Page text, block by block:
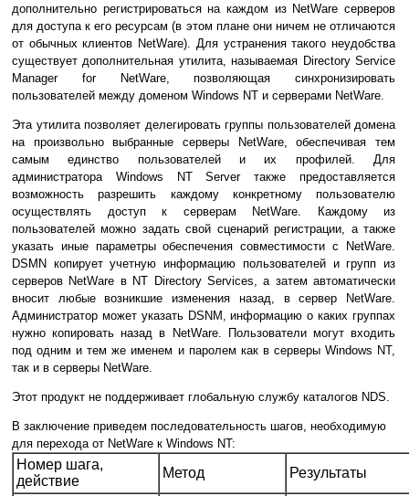
дополнительно регистрироваться на каждом из NetWare серверов
для доступа к его ресурсам (в этом плане они ничем не отличаются
от обычных клиентов NetWare). Для устранения такого неудобства
существует дополнительная утилита, называемая Directory Service
Manager for NetWare, позволяющая синхронизировать
пользователей между доменом Windows NT и серверами NetWare.
Эта утилита позволяет делегировать группы пользователей домена
на произвольно выбранные серверы NetWare, обеспечивая тем
самым единство пользователей и их профилей. Для
администратора Windows NT Server также предоставляется
возможность разрешить каждому конкретному пользователю
осуществлять доступ к серверам NetWare. Каждому из
пользователей можно задать свой сценарий регистрации, а также
указать иные параметры обеспечения совместимости с NetWare.
DSMN копирует учетную информацию пользователей и групп из
серверов NetWare в NT Directory Services, а затем автоматически
вносит любые возникшие изменения назад, в сервер NetWare.
Администратор может указать DSNM, информацию о каких группах
нужно копировать назад в NetWare. Пользователи могут входить
под одним и тем же именем и паролем как в серверы Windows NT,
так и в серверы NetWare.
Этот продукт не поддерживает глобальную службу каталогов NDS.
В заключение приведем последовательность шагов, необходимую
для перехода от NetWare к Windows NT:
Номер шага,
действие
Метод Результаты